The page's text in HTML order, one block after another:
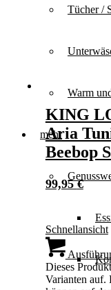
Tücher /
Warm
mehr
KING
Aria
Beebop
99,95€
Schnellansicht
Dieses
Varianten auf.